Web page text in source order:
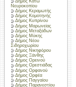
Δήμος Κάτω
Νευροκοπίου
Δήμος Κεραμωτής
Δήμος Κομοτηνής
Δήμος Κυπρίνου
Δήμος Μαρωνείας
Δήμος Μεταξάδων
Δήμος Μύκης
Δήμος Νέου
Σιδηροχωρίου
Δήμος Νικηφόρου
Δήμος Ξάνθης
Δήμος Ορεινού
Δήμος Ορεστιάδας
Δήμος Ορφανού
Δήμος Ορφέα
Δήμος Παγγαίου
Δήμος Παρανεστίου